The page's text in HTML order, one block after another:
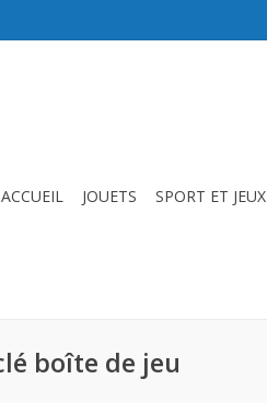
ACCUEIL JOUETS SPORT ET JEUX
boîte de jeu